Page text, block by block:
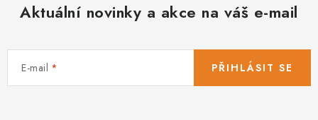
Aktuální novinky a akce na váš e-mail
E-mail PŘIHLÁSIT SE